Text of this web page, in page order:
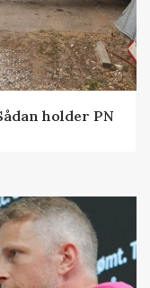
holder PN